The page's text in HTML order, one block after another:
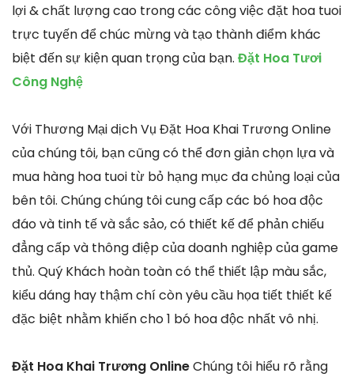
lợi & chất lượng cao trong các công việc đặt hoa tuoi
trực tuyến để chúc mừng và tạo thành điểm khác
biệt đến sự kiện quan trọng của bạn. Đặt Hoa Tươi
Công Nghệ
Với Thương Mại dịch Vụ Đặt Hoa Khai Trương Online
của chúng tôi, bạn cũng có thể đơn giản chọn lựa và
mua hàng hoa tuoi từ bỏ hạng mục đa chủng loại của
bên tôi. Chúng chúng tôi cung cấp các bó hoa độc
đáo và tinh tế và sắc sảo, có thiết kế để phản chiếu
đẳng cấp và thông điệp của doanh nghiệp của game
thủ. Quý Khách hoàn toàn có thể thiết lập màu sắc,
kiểu dáng hay thậm chí còn yêu cầu họa tiết thiết kế
đặc biệt nhằm khiến cho 1 bó hoa độc nhất vô nhị.
Đặt Hoa Khai Trương OnlineChúng tôi hiểu rõ rằng